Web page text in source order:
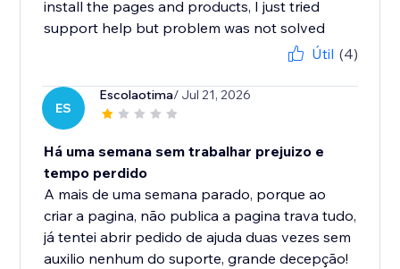
install the pages and products, I just tried
support help but problem was not solved
Útil (4)
ES
Escolaotima/ Jul 21, 2026
Há uma semana sem trabalhar prejuizo e
tempo perdido
A mais de uma semana parado, porque ao
criar a pagina, não publica a pagina trava tudo,
já tentei abrir pedido de ajuda duas vezes sem
auxilio nenhum do suporte, grande decepção!